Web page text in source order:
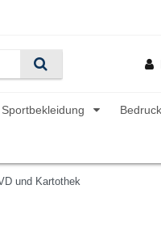
Sportbekleidung
und Kartothek